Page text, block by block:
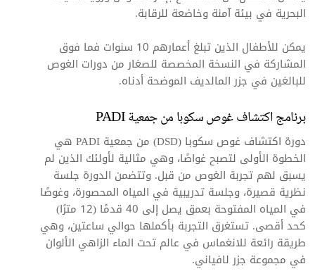
البحرية في بيئة آمنة وخاضعة للرقابة.
يمكن للأطفال الذين تبلغ أعمارهم 10 سنوات فما فوق
المشاركة في النسخة المخصصة للصغار من دورات الغوص
للبالغين في جزر المالديف الموضحة أدناه.
برنامج اكتشاف غوص سكوبا من جمعية PADI
دورة اكتشاف غوص سكوبا (DSD) من جمعية PADI هي
الخطوة الأولى لتصبح غواصًا، وهي مثالية لأولئك الذين لم
يسبق لهم تجربة الغوص من قبل. وتتضمن الدورة جلسة
نظرية قصيرة، وجلسة تدريبية في المياه المحصورة، وغوصًا
في المياه المفتوحة بعمق يصل إلى 40 قدمًا (12 مترًا)
كحد أقصى. تستغرق التجربة بأكملها حوالي ساعتين، وهي
طريقة رائعة للانغماس في عالم تحت الماء الزاهي الألوان
في ‏‫مجموعة جزر لافياني.